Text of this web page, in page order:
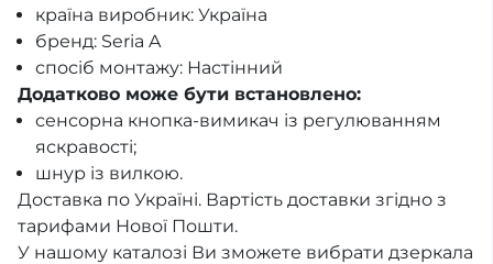
країна виробник: Україна
бренд: Seria A
спосіб монтажу: Настінний
Додатково може бути встановлено:
сенсорна кнопка-вимикач із регулюванням
яскравості;
шнур із вилкою.
Доставка по Україні. Вартість доставки згідно з
тарифами Нової Пошти.
У нашому каталозі Ви зможете вибрати дзеркала